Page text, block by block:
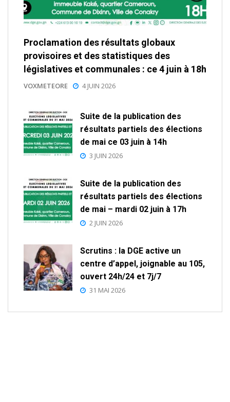
Proclamation des résultats globaux
provisoires et des statistiques des
législatives et communales : ce 4 juin à 18h
VOXMETEORE 4 JUIN 2026
Suite de la publication des
résultats partiels des élections
de mai ce 03 juin à 14h
3 JUIN 2026
Suite de la publication des
résultats partiels des élections
de mai – mardi 02 juin à 17h
2 JUIN 2026
Scrutins : la DGE active un
centre d’appel, joignable au 105,
ouvert 24h/24 et 7j/7
31 MAI 2026